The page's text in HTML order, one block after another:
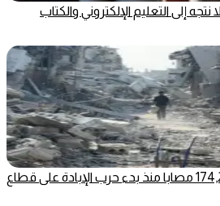
نتجه إلى التعليم الإلكتروني والكتاب
73,384 شهيدا و174,242 مصابا منذ بدء حرب الإبادة على قطاع